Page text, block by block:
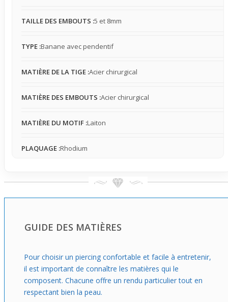
à la plage, ce piercing complète une tenue décontractée
avec une touche design et engagée. Il met en valeur le
un style moderne, idéal pour celles qui souhaitent
leur personnalité.
TAILLE DES EMBOUTS :5 et 8mm
TYPE :Banane avec pendentif
MATIÈRE DE LA TIGE :Acier chirurgical
MATIÈRE DES EMBOUTS :Acier chirurgical
MATIÈRE DU MOTIF :Laiton
PLAQUAGE :Rhodium
GUIDE DES MATIÈRES
Pour choisir un piercing confortable et facile à entretenir,
il est important de connaître les matières qui le
composent. Chacune offre un rendu particulier tout en
respectant bien la peau.